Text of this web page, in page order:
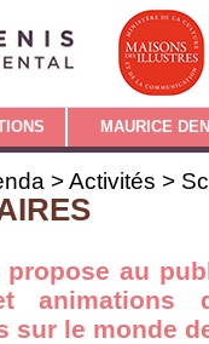
MAURICE
>Activités >
propose au
animations
sur le monde